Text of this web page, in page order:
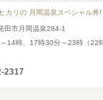
カリの 月岡温泉スペシャル丼!
田市月岡温泉284-1
14時、17時30分～23時（22
2317